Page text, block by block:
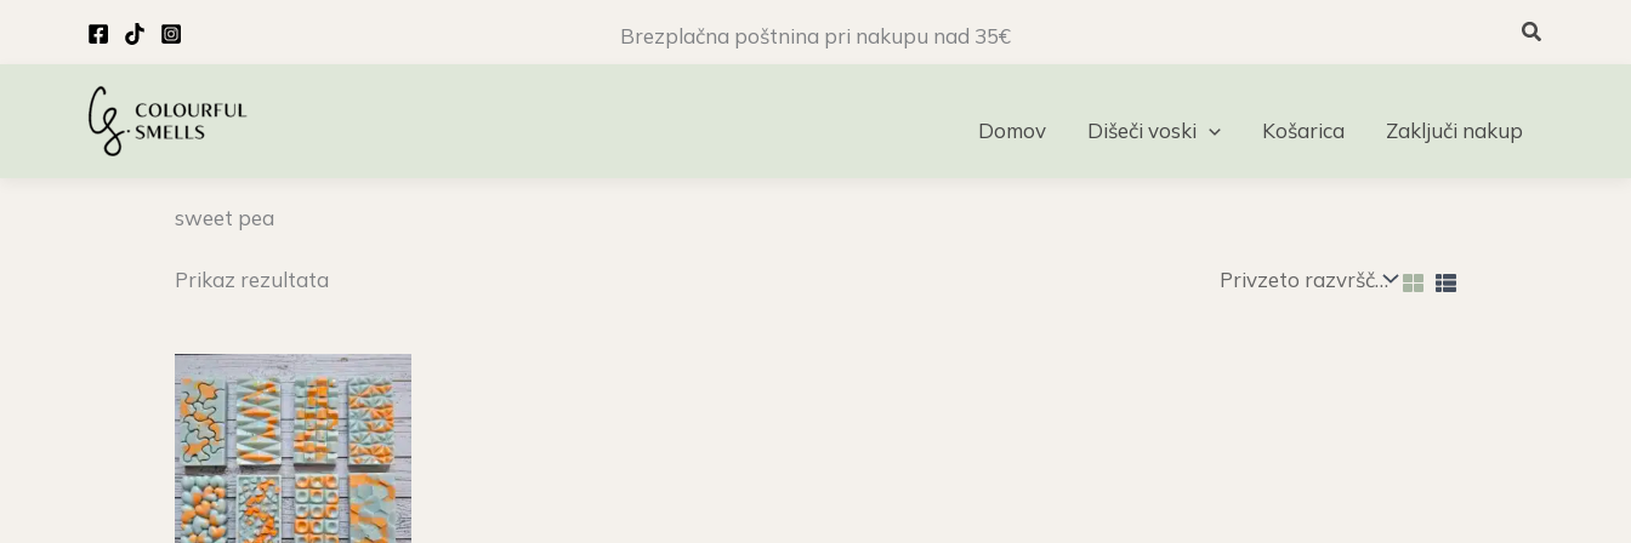
Brezplačna poštnina pri nakupu nad 35€ Search
Domov Dišeči voski Košarica Zaključi nakup
sweet pea
Prikaz rezultata